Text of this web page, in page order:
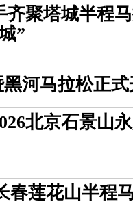
齐聚塔城半程
”
河马拉松正
北京石景山
春莲花山半程